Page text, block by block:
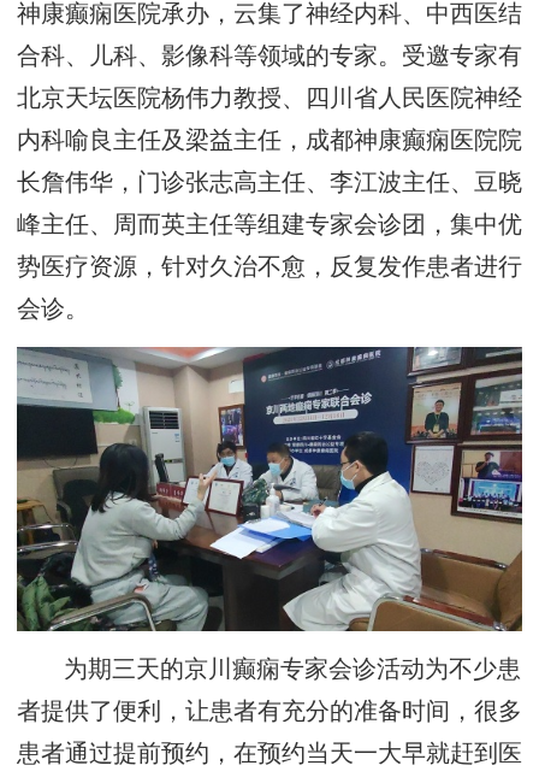
神康癫痫医院承办，云集了神经内科、中西医结
合科、儿科、影像科等领域的专家。受邀专家有
北京天坛医院杨伟力教授、四川省人民医院神经
内科喻良主任及梁益主任，成都神康癫痫医院院
长詹伟华，门诊张志高主任、李江波主任、豆晓
峰主任、周而英主任等组建专家会诊团，集中优
势医疗资源，针对久治不愈，反复发作患者进行
会诊。
为期三天的京川癫痫专家会诊活动为不少患
者提供了便利，让患者有充分的准备时间，很多
患者通过提前预约，在预约当天一大早就赶到医